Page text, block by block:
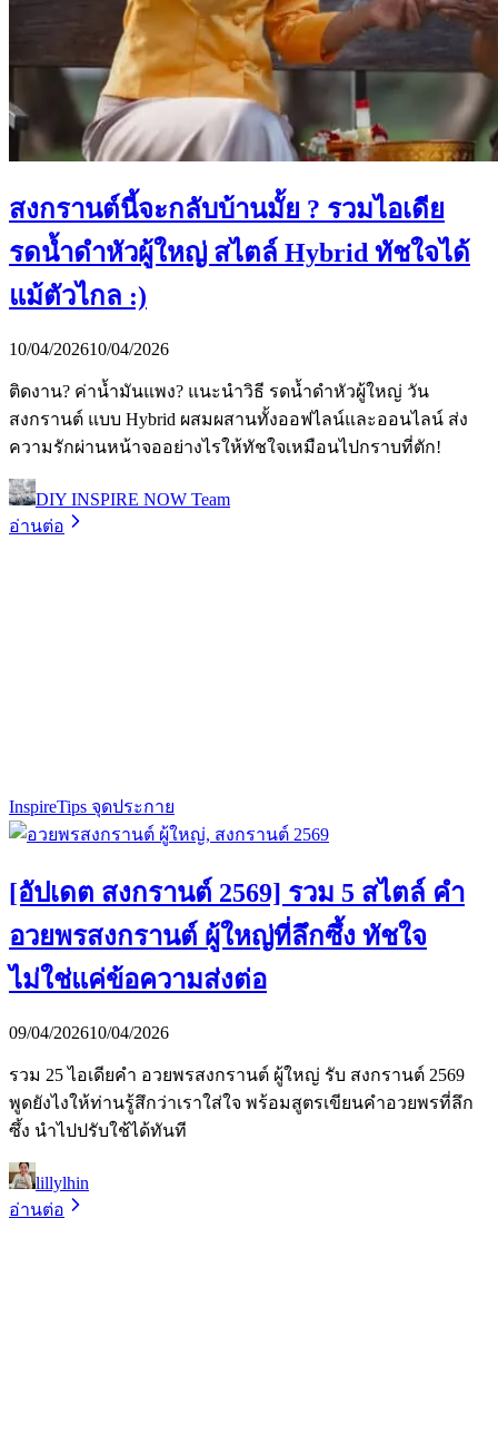
สงกรานต์นี้จะกลับบ้านมั้ย ? รวมไอเดีย
รดน้ำดำหัวผู้ใหญ่ สไตล์ Hybrid ทัชใจได้
แม้ตัวไกล :)
10/04/202610/04/2026
ติดงาน? ค่าน้ำมันแพง? แนะนำวิธี รดน้ำดำหัวผู้ใหญ่ วัน
สงกรานต์ แบบ Hybrid ผสมผสานทั้งออฟไลน์และออนไลน์ ส่ง
ความรักผ่านหน้าจออย่างไรให้ทัชใจเหมือนไปกราบที่ตัก!
DIY INSPIRE NOW Team
อ่านต่อ
InspireTips จุดประกาย
[อัปเดต สงกรานต์ 2569] รวม 5 สไตล์ คำ
อวยพรสงกรานต์ ผู้ใหญ่ที่ลึกซึ้ง ทัชใจ
ไม่ใช่แค่ข้อความส่งต่อ
09/04/202610/04/2026
รวม 25 ไอเดียคำ อวยพรสงกรานต์ ผู้ใหญ่ รับ สงกรานต์ 2569
พูดยังไงให้ท่านรู้สึกว่าเราใส่ใจ พร้อมสูตรเขียนคำอวยพรที่ลึก
ซึ้ง นำไปปรับใช้ได้ทันที
lillylhin
อ่านต่อ